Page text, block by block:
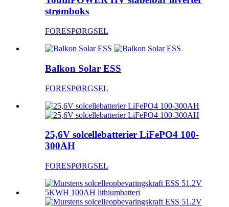
strømboks
FORESPØRGSEL
Balkon Solar ESS
FORESPØRGSEL
25,6V solcellebatterier LiFePO4 100-
300AH
FORESPØRGSEL